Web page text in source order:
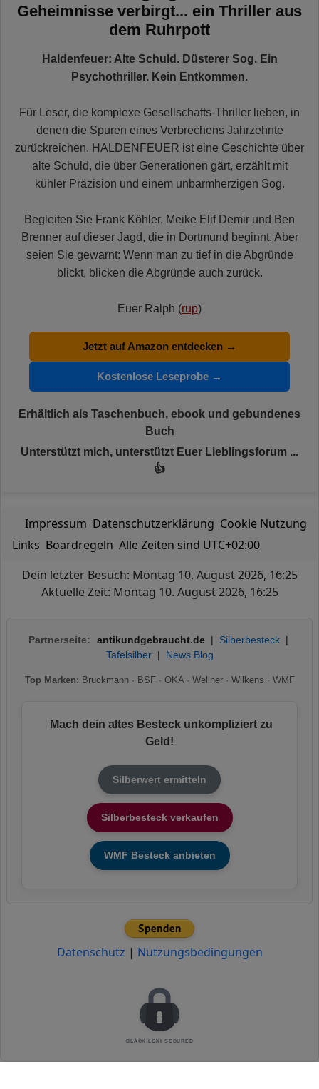
Geheimnisse verbirgt... ein Thriller aus
dem Ruhrpott
Haldenfeuer: Alte Schuld. Düsterer Sog. Ein
Psychothriller. Kein Entkommen.
Für Leser, die komplexe Gesellschafts-Thriller lieben, in
denen die Spuren eines Verbrechens Jahrzehnte
zurückreichen. HALDENFEUER ist eine Geschichte über
alte Schuld, die über Generationen gärt, erzählt mit
kühler Präzision und einem unbarmherzigen Sog.
Begleiten Sie Frank Köhler, Meike Elif Demir und Ben
Brenner auf dieser Jagd, die in Dortmund beginnt. Aber
seien Sie gewarnt: Wenn man zu tief in die Abgründe
blickt, blicken die Abgründe auch zurück.
Euer Ralph (rup)
Jetzt auf Amazon entdecken →
Kostenlose Leseprobe →
Erhältlich als Taschenbuch, ebook und gebundenes
Buch
Unterstützt mich, unterstützt Euer Lieblingsforum ...
👍
Impressum Datenschutzerklärung Cookie Nutzung
Links Boardregeln Alle Zeiten sind UTC+02:00
Dein letzter Besuch: Montag 10. August 2026, 16:25
Aktuelle Zeit: Montag 10. August 2026, 16:25
Partnerseite: antikundgebraucht.de| Silberbesteck|
Tafelsilber| News Blog
Top Marken: Bruckmann· BSF· OKA· Wellner· Wilkens · WMF
Mach dein altes Besteck unkompliziert zu
Geld!
Silberwert ermitteln
Silberbesteck verkaufen
WMF Besteck anbieten
Datenschutz | Nutzungsbedingungen
BLACK LOKI SECURED